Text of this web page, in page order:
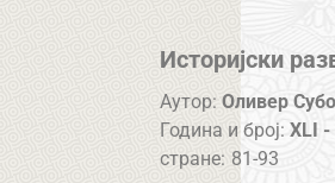
Историјски
Аутор: Оливер
Година и број:XLI -
стране: 81-93